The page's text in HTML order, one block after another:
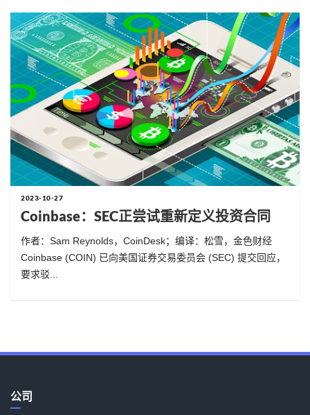
2023-10-27
Coinbase：SEC正尝试重新定义投资合同
作者：Sam Reynolds，CoinDesk；编译：松雪，金色财经
Coinbase (COIN) 已向美国证券交易委员会 (SEC) 提交回应，
要求驳...
公司